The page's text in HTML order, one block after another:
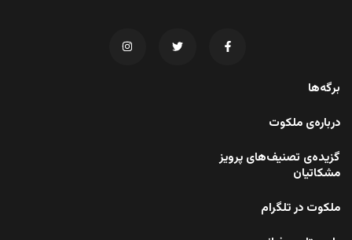
برگه‌ها
درباره‌ی ملکوت
گزیده‌ی تصنیف‌های پرویز
مشکاتیان
ملکوت در تلگرام